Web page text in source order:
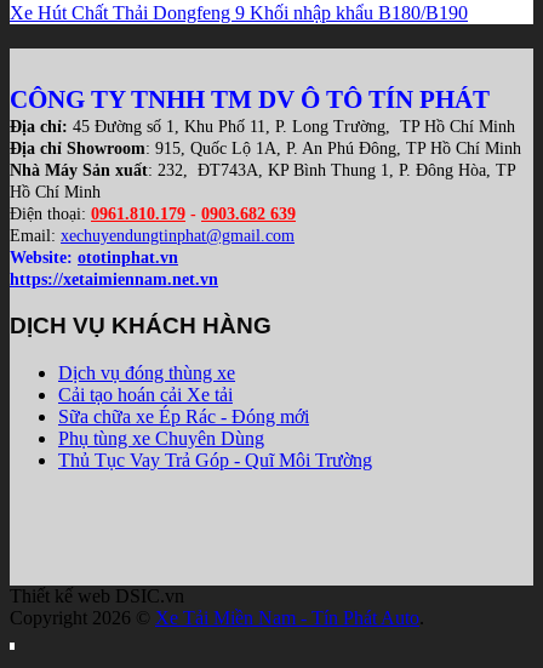
Xe Hút Chất Thải Dongfeng 9 Khối nhập khẩu B180/B190
CÔNG TY TNHH TM DV Ô TÔ TÍN PHÁT
Địa chỉ: 45 Đường số 1, Khu Phố 11, P. Long Trường, TP Hồ Chí Minh
Địa chỉ Showroom: 915, Quốc Lộ 1A, P. An Phú Đông, TP Hồ Chí Minh
Nhà Máy Sản xuất: 232, ĐT743A, KP Bình Thung 1, P. Đông Hòa, TP
Hồ Chí Minh
Điện thoại: 0961.810.179 - 0903.682 639
Email: xechuyendungtinphat@gmail.com
Website: ototinphat.vn
https://xetaimiennam.net.vn
DỊCH VỤ KHÁCH HÀNG
Dịch vụ đóng thùng xe
Cải tạo hoán cải Xe tải
Sữa chữa xe Ép Rác - Đóng mới
Phụ tùng xe Chuyên Dùng
Thủ Tục Vay Trả Góp - Quĩ Môi Trường
Thiết kế web DSIC.vn
Copyright 2026 © Xe Tải Miền Nam - Tín Phát Auto.